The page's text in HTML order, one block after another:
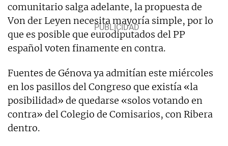
comunitario salga adelante, la propuesta de
Von der Leyen necesita mayoría simple, por lo
que es posible que eurodiputados del PP
español voten finamente en contra.
Fuentes de Génova ya admitían este miércoles
en los pasillos del Congreso que existía «la
posibilidad» de quedarse «solos votando en
contra» del Colegio de Comisarios, con Ribera
dentro.